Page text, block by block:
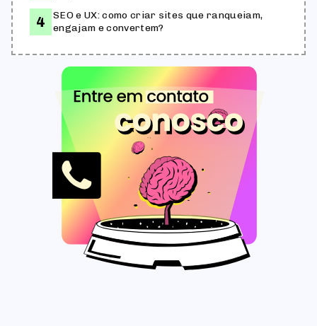
SEO e UX: como criar sites que ranqueiam,
engajam e convertem?